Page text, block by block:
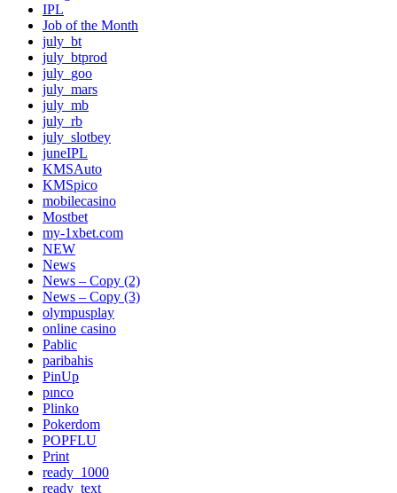
IPL
Job of the Month
july_bt
july_btprod
july_goo
july_mars
july_mb
july_rb
july_slotbey
juneIPL
KMSAuto
KMSpico
mobilecasino
Mostbet
my-1xbet.com
NEW
News
News – Copy (2)
News – Copy (3)
olympusplay
online casino
Pablic
paribahis
PinUp
pınco
Plinko
Pokerdom
POPFLU
Print
ready_1000
ready_text